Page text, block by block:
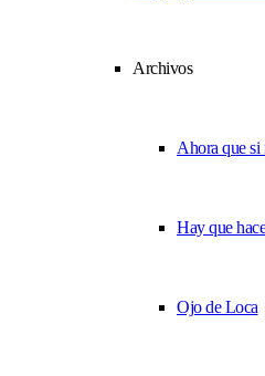
Archivos
Ahora que si
Hay que
Ojo de Loca